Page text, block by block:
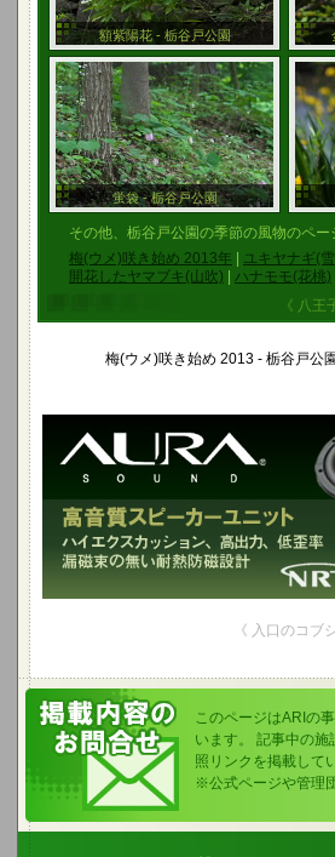
額紫陽花 - 栃谷戸公園
蛍袋 - 栃谷戸公園
その他、栃谷戸公園の季節の風物のペー
梅(ウメ)咲き始め 2013年
ユキヤナギ(
開花したヤマブキ(山吹)
ハナモモ(花桃)
《 八
梅(ウメ)咲き始め 2013 - 栃谷戸公園
《 入口のコブ
このページはARIの
います。 記事中の
照リンクを掲載して
※公式ページや管理